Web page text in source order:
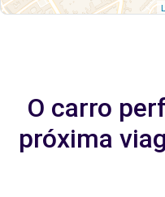
O carro
próxima